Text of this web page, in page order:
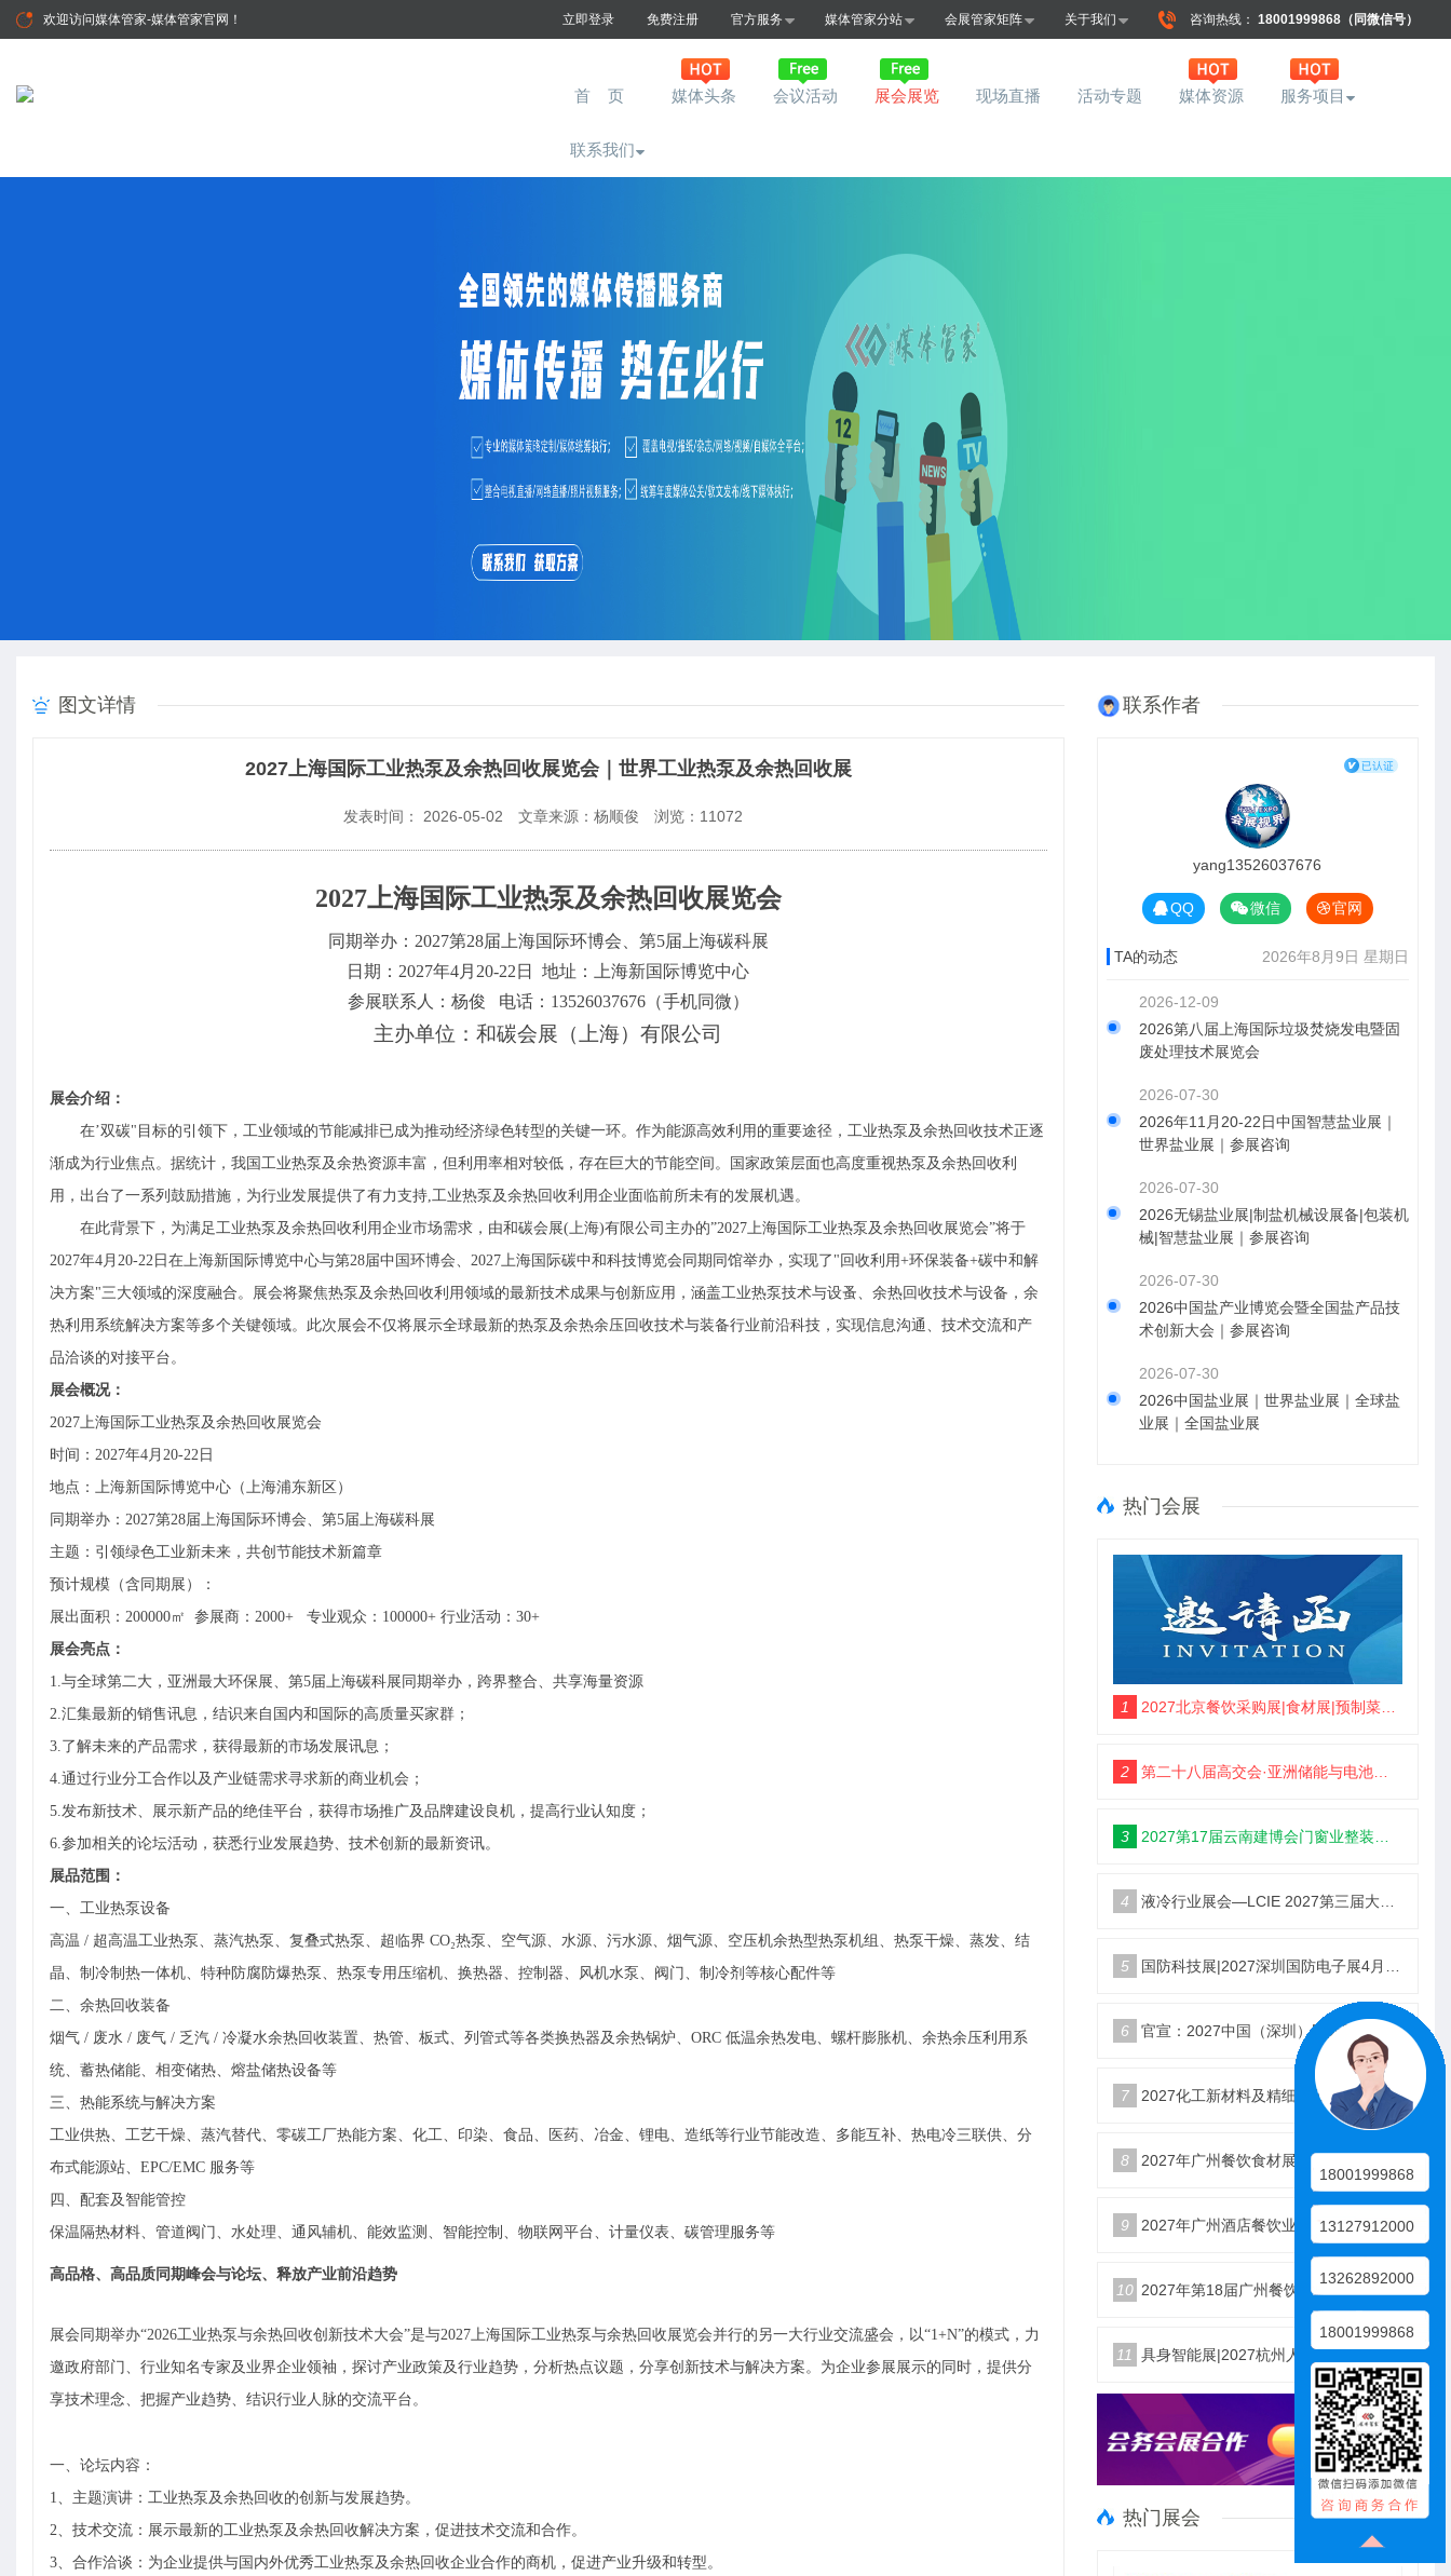
欢迎访问媒体管家-媒体管家官网 ！ 立即登录 免费注册 官方服务 媒体管家分站 会展管家矩阵 关于我们 咨询热线： 18001999868（同微信号）
首 页 媒体头条 会议活动 展会展览 现场直播 活动专题 媒体资源 服务项目
联系我们
图文详情
2027上海国际工业热泵及余热回收展览会｜世界工业热泵及余热回收展
发表时间： 2026-05-02 文章来源：杨顺俊 浏览： 11072
2027上海国际工业热泵及余热回收展览会
同期举办： 2027第28届 上海国际环博会 、第5届上海碳科展
日期： 2027年4月 20-22 日
地址：上海新国际博览中心
参展联系人：杨俊
电话： 13526037676（手机同微）
主办单位：和碳会展（上海）有限公司
展会介绍：
在’双碳"目标的引领下，工业领域的节能减排已成为推动经济绿色转型的关键一环。作为能源高效利用的重要途径，工业热泵及余热回收技术正逐
渐成为行业焦点。据统计，我国工业热泵及余热资源丰富，但利用率相对较低，存在巨大的节能空间。国家政策层面也高度重视热泵及余热回收利
用，出台了一系列鼓励措施，为行业发展提供了有力支持,工业热泵及余热回收利用企业面临前所未有的发展机遇。
在此背景下，为满足工业热泵及余热回收利用企业市场需求，由和碳会展(上海)有限公司主办的”2027上海国际工业热泵及余热回收展览会”将于
2027年4月20-22日在上海新国际博览中心与第28届中国环博会、 2027上海国际碳中和科技博览会同期同馆举办，实现了"回收利用+环保装备+碳中和解
决方案"三大领域的深度融合。展会将聚焦热泵及余热回收利用领域的最新技术成果与创新应用，涵盖工业热泵技术与设蚤、余热回收技术与设备，余
热利用系统解决方案等多个关键领域。此次展会不仅将展示全球最新的热泵及余热余压回收技术与装备行业前沿科技，实现信息沟通、技术交流和产
品洽谈的对接平台。
展会概况：
2027上海国际工业热泵及余热回收展览会
时间： 2027年4月20-22日
地点： 上海新国际博览中心 （上海浦东新区）
同期举办： 2027第28届上海国际环博会、第5届上海碳科展
主题：引领绿色工业新未来，共创节能技术新篇章
预计规模（含同期展）：
展出面积 ： 200000㎡ 参展商 ： 2000+ 专业观众 ： 100000+ 行业活动 ： 30+
展会亮点：
1.与全球第二大，亚洲最大环保展、第5届上海碳科展同期举办， 跨界整合、共享海量资源
2.汇集最新的销售讯息，结识来自国内和国际的高质量买家群；
3.了解未来的产品需求，获得最新的市场发展讯息；
4.通过行业分工合作以及产业链需求寻求新的商业机会；
5.发布新技术、展示新产品的绝佳平台，获得市场推广及品牌建设良机，提高行业认知度；
6.参加相关的论坛活动，获悉行业发展趋势、技术创新的最新资讯。
展品范围：
一、工业热泵设备
高温 / 超高温工业热泵、蒸汽热泵、复叠式热泵、超临界 CO₂热泵、空气源、水源、污水源、烟气源、空压机余热型热泵机组、热泵干燥、蒸发、结
晶、制冷制热一体机、特种防腐防爆热泵、热泵专用压缩机、换热器、控制器、风机水泵、阀门、制冷剂等核心配件等
二、余热回收装备
烟气 / 废水 / 废气 / 乏汽 / 冷凝水余热回收装置、热管、板式、列管式等各类换热器及余热锅炉、ORC 低温余热发电、螺杆膨胀机、余热余压利用系
统、蓄热储能、相变储热、熔盐储热设备等
三、热能系统与解决方案
工业供热、工艺干燥、蒸汽替代、零碳工厂热能方案、化工、印染、食品、医药、冶金、锂电、造纸等行业节能改造、多能互补、热电冷三联供、分
布式能源站、 EPC/EMC 服务等
四、配套及智能管控
保温隔热材料、管道阀门、水处理、通风辅机、能效监测、智能控制、物联网平台、计量仪表、碳管理服务等
高品格、高品质同期峰会与论坛、释放产业前沿趋势
展会同期举办“2026工业热泵与余热回收创新技术大会”是与2027上海国际工业热泵与余热回收展览会并行的另一大行业交流盛会，以“1+N”的模式，力
邀政府部门、行业知名专家及业界企业领袖，探讨产业政策及行业趋势，分析热点议题，分享创新技术与解决方案。为企业参展展示的同时，提供分
享技术理念、把握产业趋势、结识行业人脉的交流平台。
一、论坛内容：
1、主题演讲： 工业热泵及余热回收的创新与发展趋势。
2、技术交流：展示最新的工业热泵及余热回收解决方案，促进技术交流和合作。
3、合作洽谈：为企业提供与国内外优秀工业热泵及余热回收企业合作的商机，促进产业升级和转型。
联系作者
yang13526037676
QQ 微信 官网
TA的动态 2026年8月9日 星期日
2026-12-09
2026第八届上海国际垃圾焚烧发电暨固
废处理技术展览会
2026-07-30
2026年11月20-22日中国智慧盐业展｜
世界盐业展｜参展咨询
2026-07-30
2026无锡盐业展|制盐机械设展备|包装机
械|智慧盐业展｜参展咨询
2026-07-30
2026中国盐产业博览会暨全国盐产品技
术创新大会｜参展咨询
2026-07-30
2026中国盐业展｜世界盐业展｜全球盐
业展｜全国盐业展
热门会展
1 2027北京餐饮采购展|食材展|预制菜展|调味品展
2 第二十八届高交会·亚洲储能与电池工业展
3 2027第17届云南建博会门窗业整装定制智能家居卫浴建材展会
4 液冷行业展会—LCIE 2027第三届大湾区国际液冷产业大会暨展览会（深圳）
5 国防科技展|2027深圳国防电子展4月9日启幕
6 官宣：2027中国（深圳）国际国防电子博览会
7 2027化工新材料及精细化工大会暨展览会定档苏州
8 2027年广州餐饮食材展会5月20日召开
9 2027年广州酒店餐饮业博览会|广州餐博会
10 2027年第18届广州餐饮食材展览会
11 具身智能展|2027杭州人形机器人展|仿生机器人展5月启幕
热门展会
18001999868
13127912000
13262892000
18001999868